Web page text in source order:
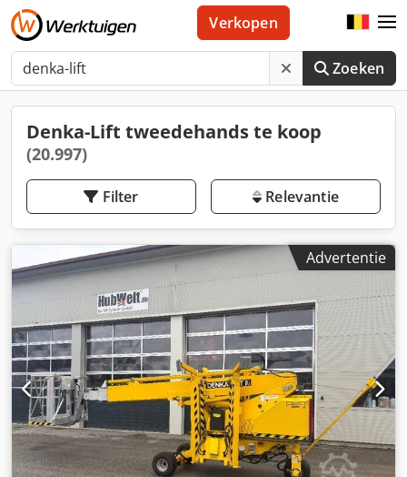
Zoeken
Verkopen
Denka-Lift tweedehands te koop
(20.997)
Filter Relevantie
Advertentie